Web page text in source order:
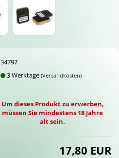
34797
3 Werktage(Versandkosten)
Um dieses Produkt zu erwerben,
müssen Sie mindestens 18 Jahre
alt sein.
17,80 EUR